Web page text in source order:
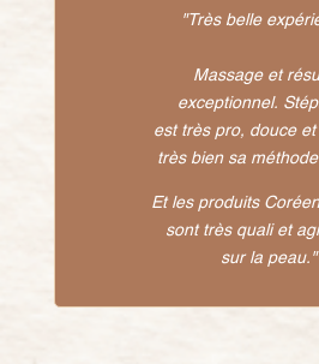
"Très belle
Massage et
exceptionnel.
est très pro, douce
très bien sa
Et les produits
sont très quali et
sur la peau. "